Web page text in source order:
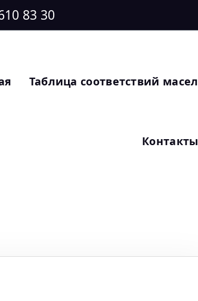
83 30
Таблица соответствий масел
Контакты